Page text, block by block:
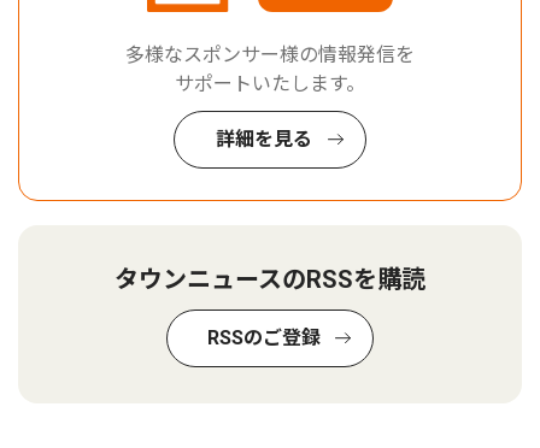
多様なスポンサー様の情報発信を
サポートいたします。
詳細を見る
タウンニュースのRSSを購読
RSSのご登録